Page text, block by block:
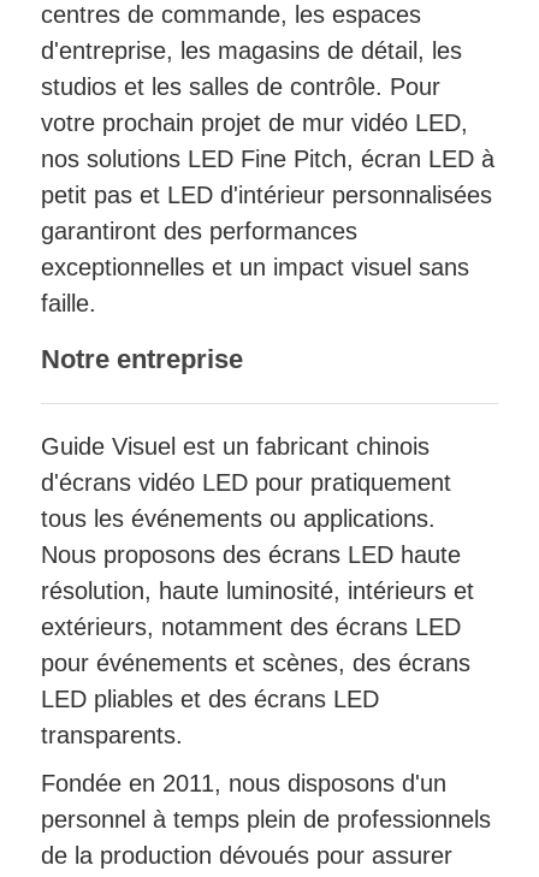
centres de commande, les espaces
d'entreprise, les magasins de détail, les
studios et les salles de contrôle. Pour
votre prochain projet de mur vidéo LED,
nos solutions LED Fine Pitch, écran LED à
petit pas et LED d'intérieur personnalisées
garantiront des performances
exceptionnelles et un impact visuel sans
faille.
Notre entreprise
Guide Visuel est un fabricant chinois
d'écrans vidéo LED pour pratiquement
tous les événements ou applications.
Nous proposons des écrans LED haute
résolution, haute luminosité, intérieurs et
extérieurs, notamment des écrans LED
pour événements et scènes, des écrans
LED pliables et des écrans LED
transparents.
Fondée en 2011, nous disposons d'un
personnel à temps plein de professionnels
de la production dévoués pour assurer